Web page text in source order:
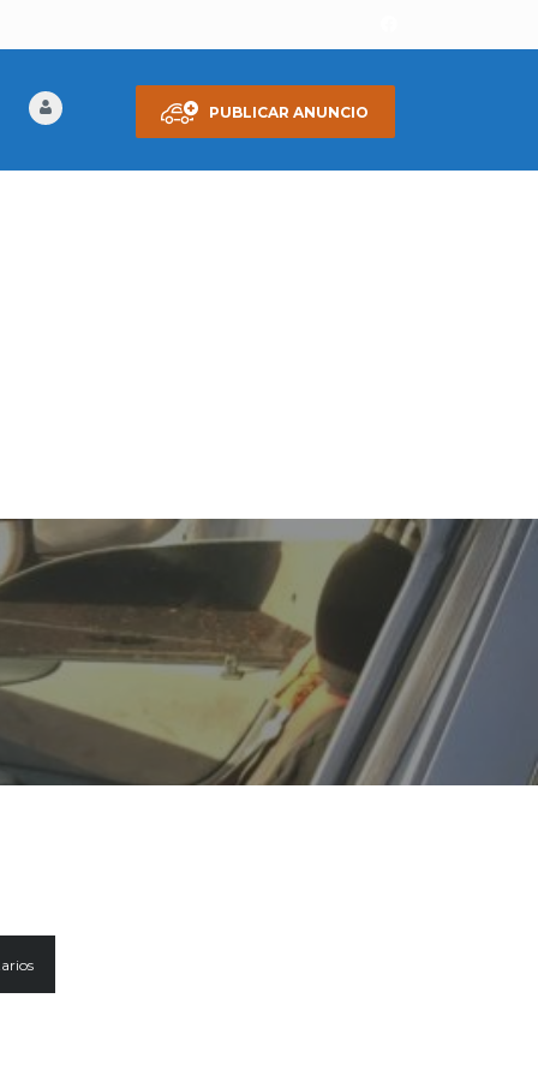
PUBLICAR ANUNCIO